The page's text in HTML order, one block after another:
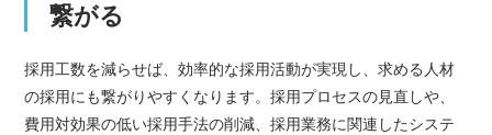
繋がる
採用工数を減らせば、効率的な採用活動が実現し、求める人材
の採用にも繋がりやすくなります。採用プロセスの見直しや、
費用対効果の低い採用手法の削減、採用業務に関連したシステ